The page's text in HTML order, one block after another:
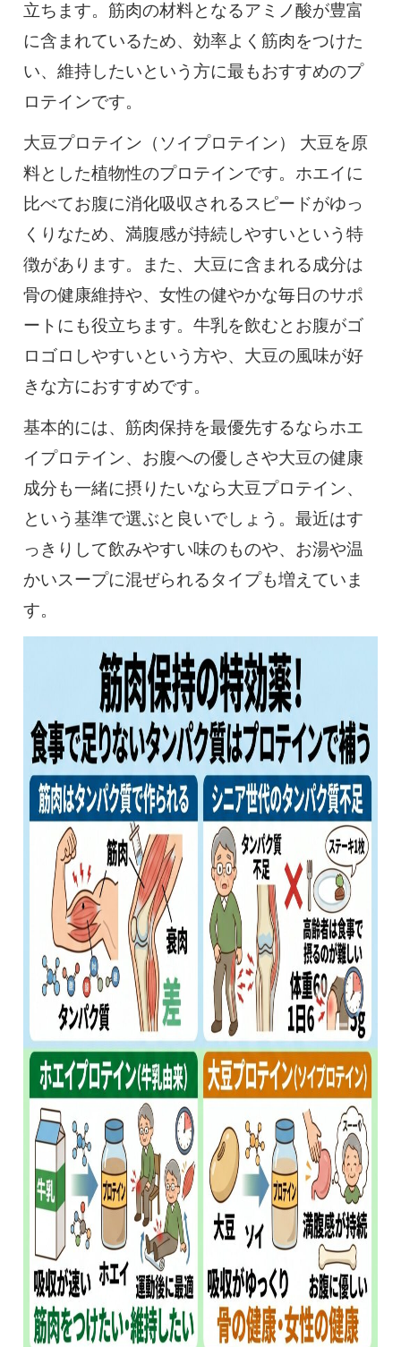
立ちます。筋肉の材料となるアミノ酸が豊富
に含まれているため、効率よく筋肉をつけた
い、維持したいという方に最もおすすめのプ
ロテインです。
大豆プロテイン（ソイプロテイン） 大豆を原
料とした植物性のプロテインです。ホエイに
比べてお腹に消化吸収されるスピードがゆっ
くりなため、満腹感が持続しやすいという特
徴があります。また、大豆に含まれる成分は
骨の健康維持や、女性の健やかな毎日のサポ
ートにも役立ちます。牛乳を飲むとお腹がゴ
ロゴロしやすいという方や、大豆の風味が好
きな方におすすめです。
基本的には、筋肉保持を最優先するならホエ
イプロテイン、お腹への優しさや大豆の健康
成分も一緒に摂りたいなら大豆プロテイン、
という基準で選ぶと良いでしょう。最近はす
っきりして飲みやすい味のものや、お湯や温
かいスープに混ぜられるタイプも増えていま
す。